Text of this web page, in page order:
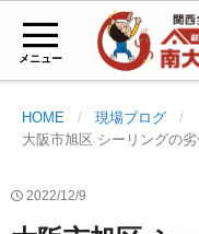
メニュー
HOME
現場ブログ
大阪市旭区 シーリングの
2022/12/9